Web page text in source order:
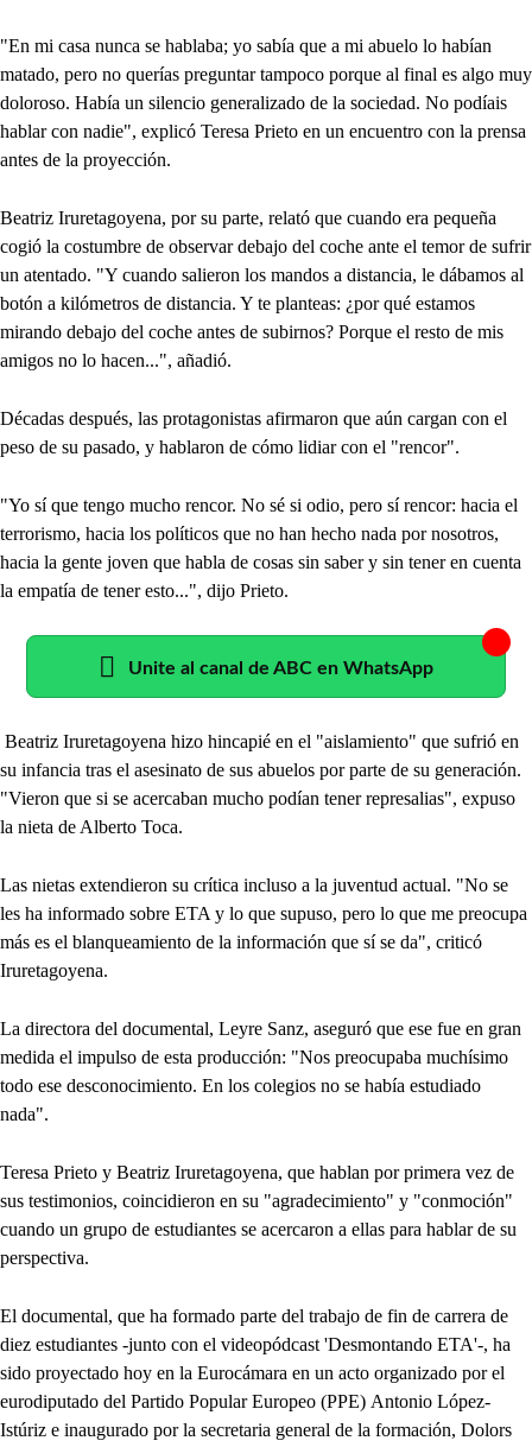
"En mi casa nunca se hablaba; yo sabía que a mi abuelo lo habían
matado, pero no querías preguntar tampoco porque al final es algo muy
doloroso. Había un silencio generalizado de la sociedad. No podíais
hablar con nadie", explicó Teresa Prieto en un encuentro con la prensa
antes de la proyección.
Beatriz Iruretagoyena, por su parte, relató que cuando era pequeña
cogió la costumbre de observar debajo del coche ante el temor de sufrir
un atentado. "Y cuando salieron los mandos a distancia, le dábamos al
botón a kilómetros de distancia. Y te planteas: ¿por qué estamos
mirando debajo del coche antes de subirnos? Porque el resto de mis
amigos no lo hacen...", añadió.
Décadas después, las protagonistas afirmaron que aún cargan con el
peso de su pasado, y hablaron de cómo lidiar con el "rencor".
"Yo sí que tengo mucho rencor. No sé si odio, pero sí rencor: hacia el
terrorismo, hacia los políticos que no han hecho nada por nosotros,
hacia la gente joven que habla de cosas sin saber y sin tener en cuenta
la empatía de tener esto...", dijo Prieto.
Unite al canal de ABC en WhatsApp
Beatriz Iruretagoyena hizo hincapié en el "aislamiento" que sufrió en
su infancia tras el asesinato de sus abuelos por parte de su generación.
"Vieron que si se acercaban mucho podían tener represalias", expuso
la nieta de Alberto Toca.
Las nietas extendieron su crítica incluso a la juventud actual. "No se
les ha informado sobre ETA y lo que supuso, pero lo que me preocupa
más es el blanqueamiento de la información que sí se da", criticó
Iruretagoyena.
La directora del documental, Leyre Sanz, aseguró que ese fue en gran
medida el impulso de esta producción: "Nos preocupaba muchísimo
todo ese desconocimiento. En los colegios no se había estudiado
nada".
Teresa Prieto y Beatriz Iruretagoyena, que hablan por primera vez de
sus testimonios, coincidieron en su "agradecimiento" y "conmoción"
cuando un grupo de estudiantes se acercaron a ellas para hablar de su
perspectiva.
El documental, que ha formado parte del trabajo de fin de carrera de
diez estudiantes -junto con el videopódcast 'Desmontando ETA'-, ha
sido proyectado hoy en la Eurocámara en un acto organizado por el
eurodiputado del Partido Popular Europeo (PPE) Antonio López-
Istúriz e inaugurado por la secretaria general de la formación, Dolors